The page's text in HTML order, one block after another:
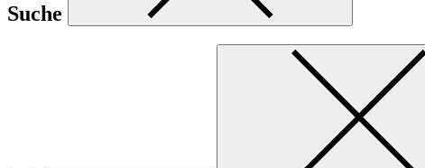
Suche